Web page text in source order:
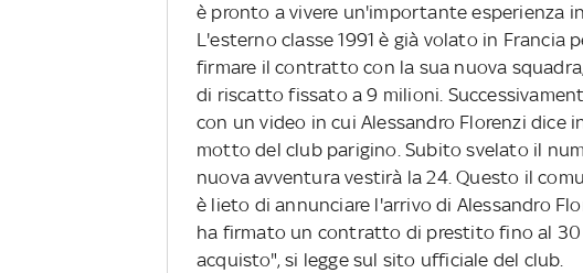
è pronto a vivere un'importante esperienza in
L'esterno classe 1991 è già volato in
firmare il contratto con la sua nuova
di riscatto fissato a 9 milioni.
con un video in cui Alessandro Florenzi dice
motto del club parigino. Subito svelato il
nuova avventura vestirà la 24. Questo il
è lieto di annunciare l'arrivo di Alessandro
ha firmato un contratto di prestito fino al 30
acquisto", si legge sul sito ufficiale del club.